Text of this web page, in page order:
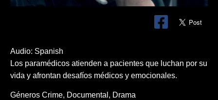
Audio: Spanish
Los paramédicos atienden a pacientes que luchan por su
vida y afrontan desafíos médicos y emocionales.
Géneros Crime Documental Drama